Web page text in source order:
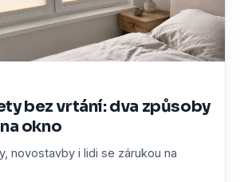
bez vrtání: dva způsoby
okno
novostavby i lidi se zárukou na